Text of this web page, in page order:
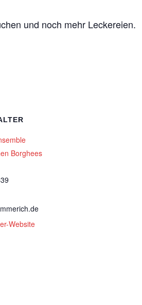
und noch mehr Leckereien.
Borghees
Website